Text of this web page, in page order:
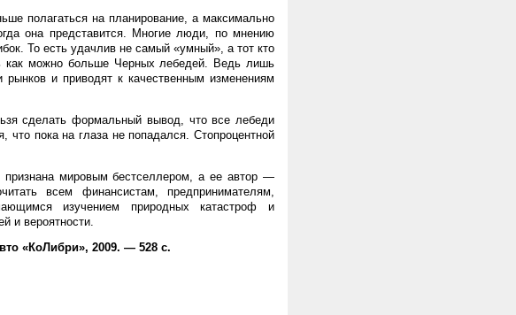
полагаться на планирование, а максимально
она представится. Многие люди, по мнению
То есть удачлив не самый «умный», а тот кто
как можно больше Черных лебедей. Ведь лишь
и приводят к качественным изменениям
сделать формальный вывод, что все лебеди
что пока на глаза не попадался. Стопроцентной
признана мировым бестселлером, а ее автор —
всем финансистам, предпринимателям,
изучением природных катастроф и
и вероятности.
«КоЛибри», 2009. — 528 с.